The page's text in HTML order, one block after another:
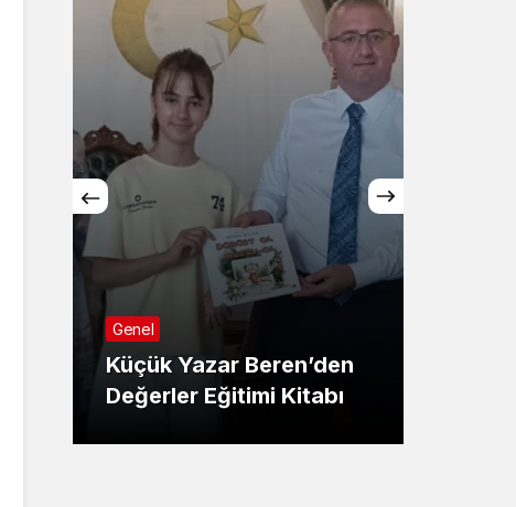
Gündüz Modu
Gündüz modunu seçin.
Gece Modu
Gece modunu seçin.
Sistem Modu
Sistem modunu seçin.
Genel
Küçük Yazar Beren’den
Değerler Eğitimi Kitabı